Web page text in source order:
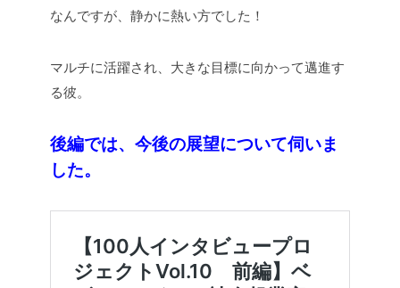
なんですが、静かに熱い方でした！
マルチに活躍され、大きな目標に向かって邁進す
る彼。
後編では、今後の展望について伺いま
した。